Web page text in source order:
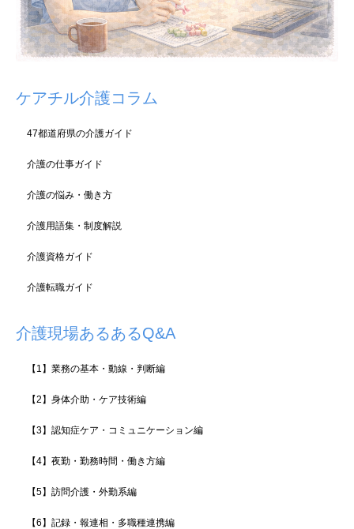
ケアチル介護コラム
47都道府県の介護ガイド
介護の仕事ガイド
介護の悩み・働き方
介護用語集・制度解説
介護資格ガイド
介護転職ガイド
介護現場あるあるQ&A
【1】業務の基本・動線・判断編
【2】身体介助・ケア技術編
【3】認知症ケア・コミュニケーション編
【4】夜勤・勤務時間・働き方編
【5】訪問介護・外勤系編
【6】記録・報連相・多職種連携編